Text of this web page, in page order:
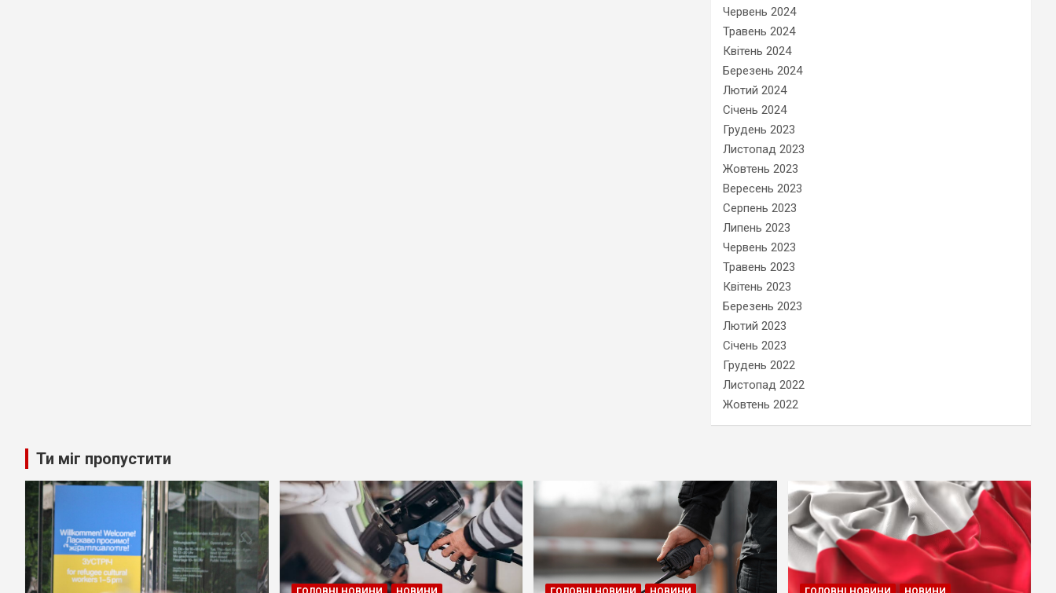
Червень 2024
Травень 2024
Квітень 2024
Березень 2024
Лютий 2024
Січень 2024
Грудень 2023
Листопад 2023
Жовтень 2023
Вересень 2023
Серпень 2023
Липень 2023
Червень 2023
Травень 2023
Квітень 2023
Березень 2023
Лютий 2023
Січень 2023
Грудень 2022
Листопад 2022
Жовтень 2022
Ти міг пропустити